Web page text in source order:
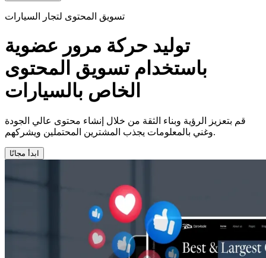
تسويق المحتوى لتجار السيارات
توليد حركة مرور عضوية
باستخدام تسويق المحتوى
الخاص بالسيارات
قم بتعزيز الرؤية وبناء الثقة من خلال إنشاء محتوى عالي الجودة
وغني بالمعلومات يجذب المشترين المحتملين ويشركهم.
ابدأ مجانًا